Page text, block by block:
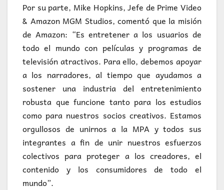
Por su parte, Mike Hopkins, Jefe de Prime Video
& Amazon MGM Studios, comentó que la misión
de Amazon: “Es entretener a los usuarios de
todo el mundo con películas y programas de
televisión atractivos. Para ello, debemos apoyar
a los narradores, al tiempo que ayudamos a
sostener una industria del entretenimiento
robusta que funcione tanto para los estudios
como para nuestros socios creativos. Estamos
orgullosos de unirnos a la MPA y todos sus
integrantes a fin de unir nuestros esfuerzos
colectivos para proteger a los creadores, el
contenido y los consumidores de todo el
mundo”.